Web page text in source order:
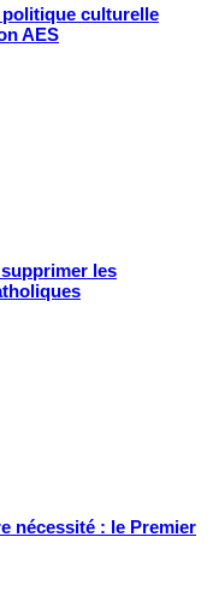
politique culturelle
AES
les
nécessité : le Premier